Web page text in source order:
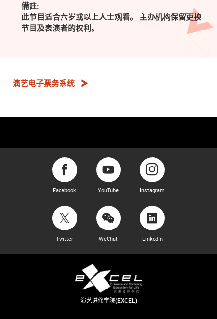
備註:
此节目适合六岁或以上人士观看。 主办机构保留更换
节目及表演者的权利。
演艺电子票务系统
Facebook YouTube Instagram
Twitter WeChat LinkedIn
演艺进修学院(EXCEL)